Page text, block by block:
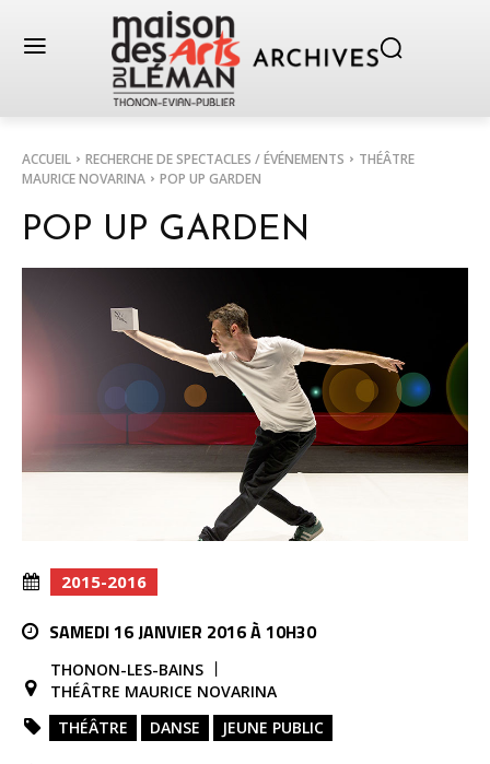
ACCUEIL RECHERCHE DE SPECTACLES / ÉVÉNEMENTS
THÉÂTRE
MAURICE NOVARINA
POP UP GARDEN
POP UP GARDEN
2015-2016
SAMEDI 16 JANVIER 2016 À 10H30
THONON-LES-BAINS
THÉÂTRE MAURICE NOVARINA
THÉÂTRE
DANSE JEUNE PUBLIC